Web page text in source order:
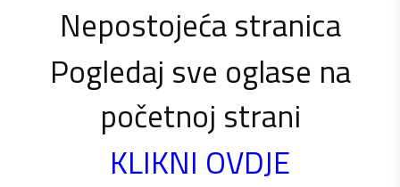
Nepostojeća stranica
Pogledaj sve oglase na
početnoj strani
KLIKNI OVDJE